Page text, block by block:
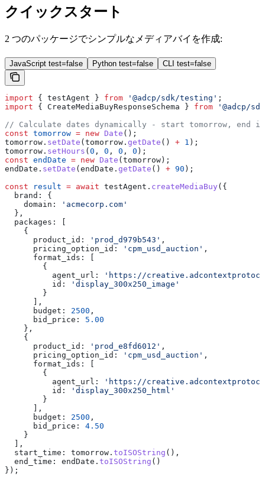
クイックスタート
2 つのパッケージでシンプルなメディアバイを作成:
JavaScript test=false Python test=false CLI test=false
import { testAgent } from '@adcp/sdk/testing' ;
import { CreateMediaBuyResponseSchema } from '@adcp/
// Calculate dates dynamically - start tomorrow, end in
const tomorrow = new Date ();
tomorrow . setDate ( tomorrow . getDate () + 1 );
tomorrow . setHours ( 0 , 0 , 0 , 0 );
const endDate = new Date ( tomorrow );
endDate . setDate ( endDate . getDate () + 90 );
const result = await testAgent . createMediaBuy ({
  brand:
{
    domain:
'acmecorp.com'
  },
  packages:
    {
      product_id:
'prod_d979b543' ,
      pricing_option_id:
'cpm_usd_auction' ,
      format_ids:
        {
          agent_url:
'https://
          id:
'display_300x250_image'
        }
      ],
      budget:
2500 ,
      bid_price:
5.00
    },
    {
      product_id:
'prod_e8fd6012' ,
      pricing_option_id:
'cpm_usd_auction' ,
      format_ids:
        {
          agent_url:
'https://
          id:
'display_300x250_html'
        }
      ],
      budget:
2500 ,
      bid_price:
4.50
    }
  ],
  start_time:
tomorrow . toISOString (),
  end_time:
endDate . toISOString ()
});